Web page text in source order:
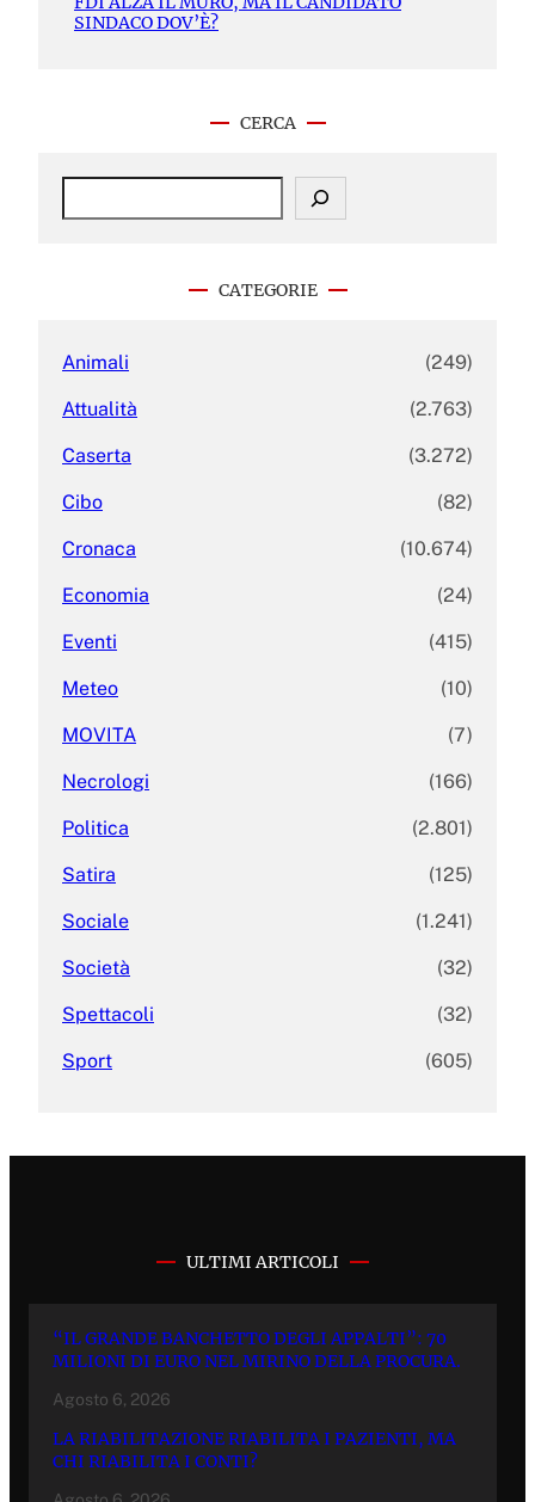
SINDACO DOV’È?
CERCA
S
CATEGORIE
Animali (249)
Attualità (2.763)
Caserta (3.272)
Cibo (82)
Cronaca (10.674)
Economia (24)
Eventi (415)
Meteo (10)
MOVITA (7)
Necrologi (166)
Politica (2.801)
Satira (125)
Sociale (1.241)
Società (32)
Spettacoli (32)
Sport (605)
ULTIMI ARTICOLI
“IL GRANDE BANCHETTO DEGLI APPALTI”: 70
MILIONI DI EURO NEL MIRINO DELLA PROCURA.
Agosto 6, 2026
LA RIABILITAZIONE RIABILITA I PAZIENTI, MA
CHI RIABILITA I CONTI?